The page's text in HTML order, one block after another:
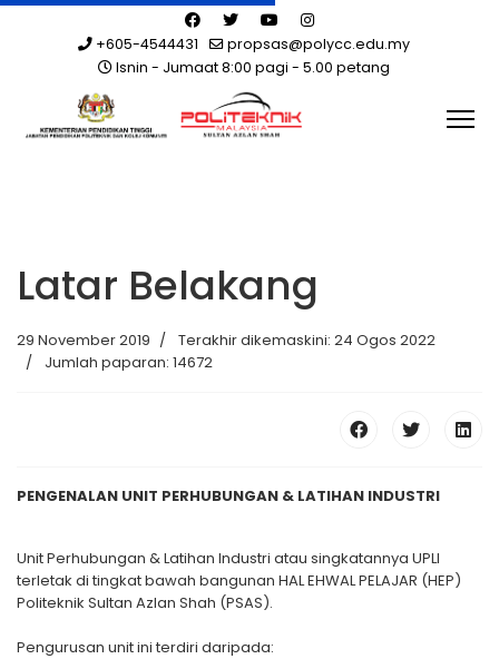
+605-4544431
propsas@polycc.edu.my
Isnin - Jumaat 8:00 pagi - 5.00 petang
Latar Belakang
29 November 2019
Terakhir dikemaskini: 24 Ogos 2022
Jumlah paparan: 14672
PENGENALAN UNIT PERHUBUNGAN & LATIHAN INDUSTRI
Unit Perhubungan & Latihan Industri atau singkatannya UPLI
terletak di tingkat bawah bangunan HAL EHWAL PELAJAR (HEP)
Politeknik Sultan Azlan Shah (PSAS).
Pengurusan unit ini terdiri daripada: